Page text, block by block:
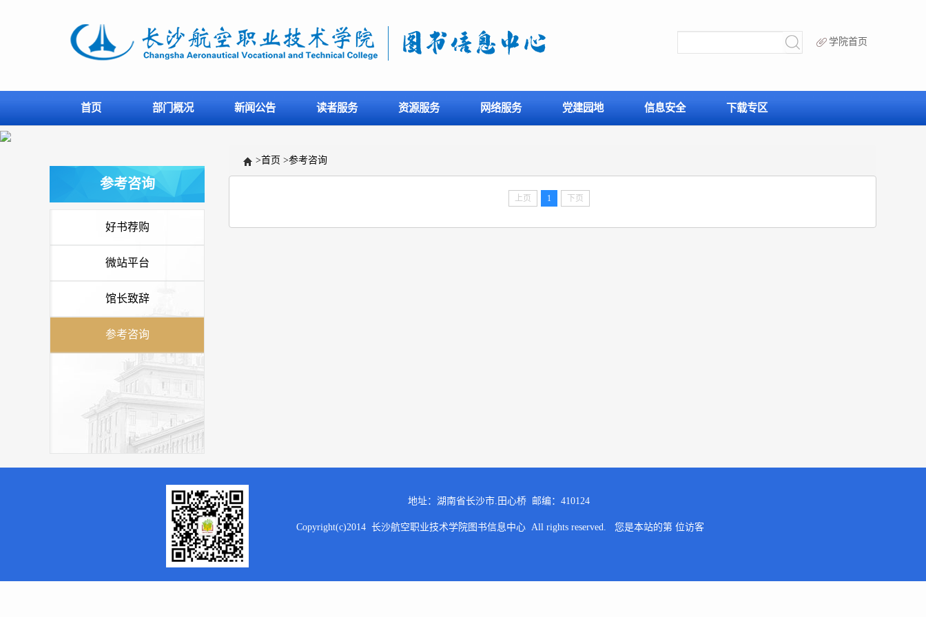
学院首页
首页 部门概况 新闻公告 读者服务 资源服务 网络服务 党建园地 信息安全 下载专区
>首页 >参考咨询
上页 1 下页
参考咨询
好书荐购
微站平台
馆长致辞
参考咨询
地址：湖南省长沙市.田心桥 邮编：410124
Copyright(c)2014 长沙航空职业技术学院图书信息中心 All rights reserved. 您是本站的第 位访客